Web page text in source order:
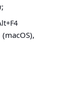
;
(macOS),